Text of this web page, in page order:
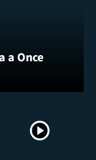
a Once